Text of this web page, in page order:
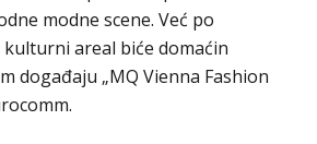
modne scene. Već po
areal biće domaćin
događaju „MQ Vienna Fashion